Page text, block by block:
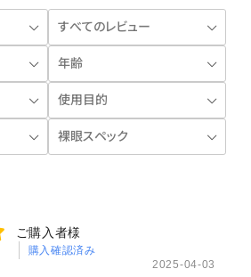
ご購入者様
購入確認済み
2025-04-03